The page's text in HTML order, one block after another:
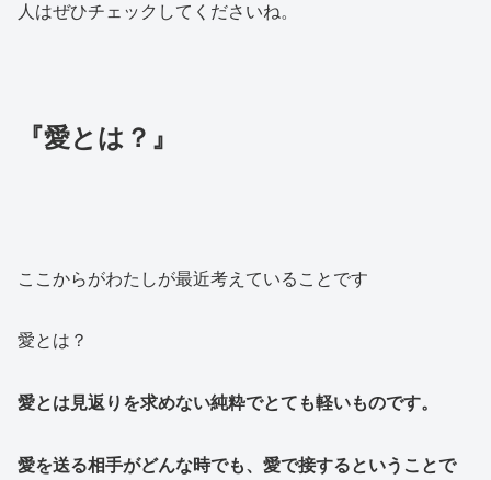
人はぜひチェックしてくださいね。
『愛とは？』
ここからがわたしが最近考えていることです
愛とは？
愛とは見返りを求めない純粋でとても軽いものです。
愛を送る相手がどんな時でも、愛で接するということで